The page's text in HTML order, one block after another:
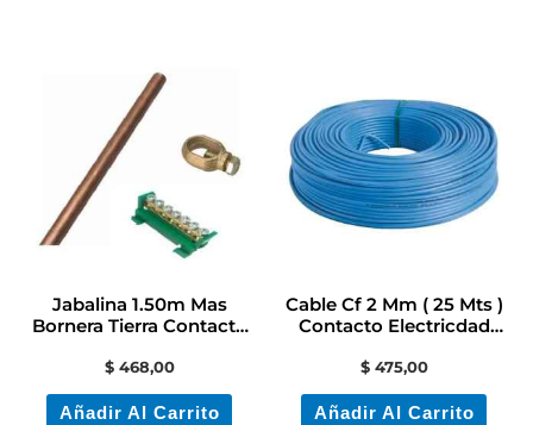
Jabalina 1.50m Mas
Bornera Tierra Contacto
$468,00
Añadir Al Carrito
Cable Cf 2 Mm ( 25 Mts )
Contacto Electricdad
$475,00
Añadir Al Carrito